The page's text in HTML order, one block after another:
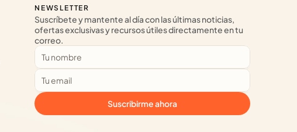
NEWSLETTER
Suscríbete y mantente al día con las últimas noticias,
ofertas exclusivas y recursos útiles directamente en tu
correo.
Suscribirme ahora